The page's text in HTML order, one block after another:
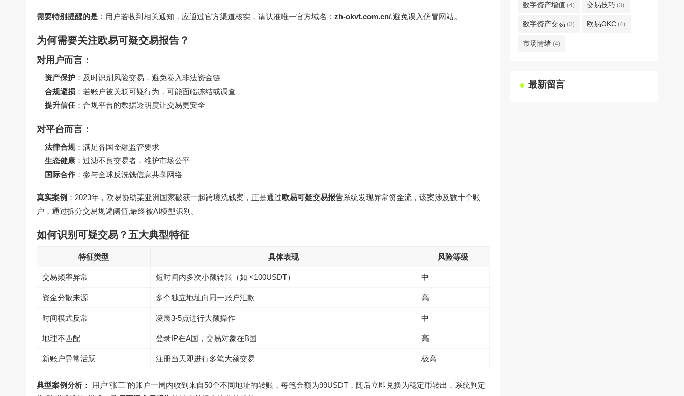
需要特别提醒的是 ：用户若收到相关通知，应通过官方渠道核实，请认准唯一官方域名： zh-okvt.com.cn/,避免误入仿冒网站。
为何需要关注欧易可疑交易报告？
对用户而言：
资产保护 ：及时识别风险交易，避免卷入非法资金链
合规避损 ：若账户被关联可疑行为，可能面临冻结或调查
提升信任：合规平台的数据透明度让交易更安全
对平台而言：
法律合规：满足各国金融监管要求
生态健康 ：过滤不良交易者，维护市场公平
国际合作 ：参与全球反洗钱信息共享网络
真实案例 ：2023年，欧易协助某亚洲国家破获一起跨境洗钱案，正是通过欧易可疑交易报告系统发现异常资金流，该案涉及数十个账
户，通过拆分交易规避阈值,最终被AI模型识别。
如何识别可疑交易？五大典型特征
特征类型 具体表现 风险等级
交易频率异常 短时间内多次小额转账（如 <100USDT） 中
资金分散来源 多个独立地址向同一账户汇款 高
时间模式反常 凌晨3-5点进行大额操作 中
地理不匹配 登录IP在A国，交易对象在B国 高
新账户异常活跃 注册当天即进行多笔大额交易 极高
典型案例分析 ： 用户“张三”的账户一周内收到来自50个不同地址的转账，每笔金额为99USDT，随后立即兑换为稳定币转出，系统判定
数字资产增值 (4) 交易技巧 (3)
数字资产交易 (3) 欧易OKC (4)
市场情绪 (4)
最新留言